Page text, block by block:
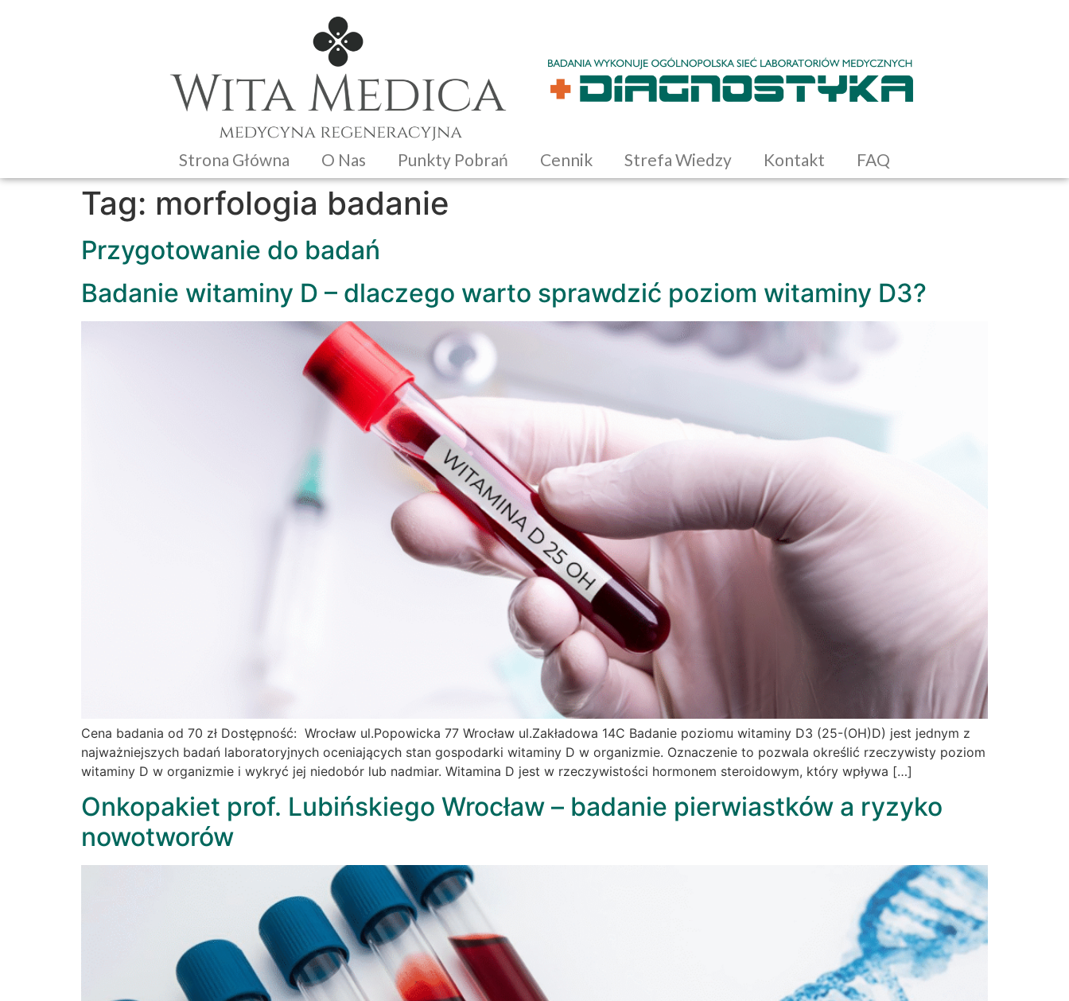
Strona Główna O Nas Punkty Pobrań Cennik Strefa Wiedzy Kontakt FAQ
Tag: morfologia badanie
Przygotowanie do badań
Badanie witaminy D – dlaczego warto sprawdzić poziom witaminy D3?
Cena badania od 70 zł Dostępność: Wrocław ul.Popowicka 77 Wrocław ul.Zakładowa 14C Badanie poziomu witaminy D3 (25-(OH)D) jest jednym z
najważniejszych badań laboratoryjnych oceniających stan gospodarki witaminy D w organizmie. Oznaczenie to pozwala określić rzeczywisty poziom
witaminy D w organizmie i wykryć jej niedobór lub nadmiar. Witamina D jest w rzeczywistości hormonem steroidowym, który wpływa […]
Onkopakiet prof. Lubińskiego Wrocław – badanie pierwiastków a ryzyko
nowotworów